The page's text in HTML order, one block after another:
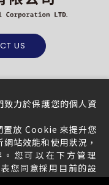
US
力於保護您的個人資
置放 Cookie 來提升您
站效能和使用狀況，
您可以在下方管理
您同意採用目前的設